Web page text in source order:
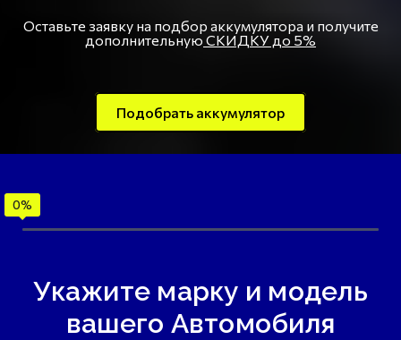
Оставьте заявку на подбор аккумулятора и получите
дополнительную СКИДКУ до 5%
Подобрать аккумулятор
Укажите марку и модель
вашего Автомобиля